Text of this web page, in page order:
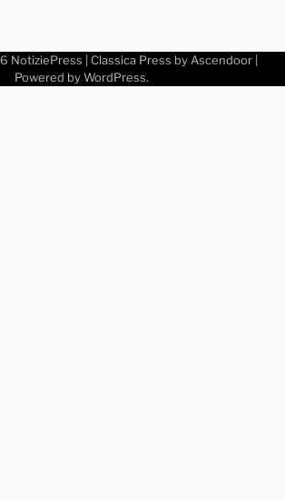
NotiziePress | Classica Press by Ascendoor|
Powered by WordPress.